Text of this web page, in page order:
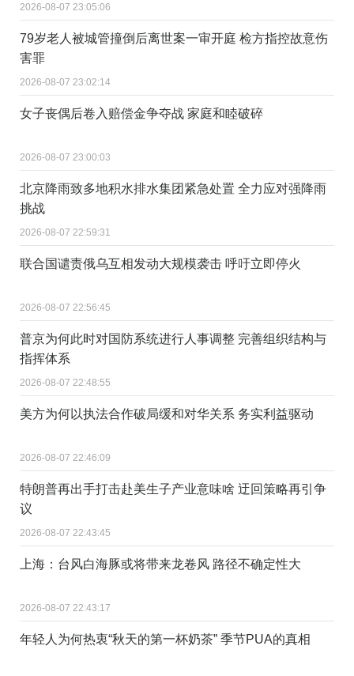
2026-08-07 23:05:06
79岁老人被城管撞倒后离世案一审开庭 检方指控故意伤
害罪
2026-08-07 23:02:14
女子丧偶后卷入赔偿金争夺战 家庭和睦破碎
2026-08-07 23:00:03
北京降雨致多地积水排水集团紧急处置 全力应对强降雨
挑战
2026-08-07 22:59:31
联合国谴责俄乌互相发动大规模袭击 呼吁立即停火
2026-08-07 22:56:45
普京为何此时对国防系统进行人事调整 完善组织结构与
指挥体系
2026-08-07 22:48:55
美方为何以执法合作破局缓和对华关系 务实利益驱动
2026-08-07 22:46:09
特朗普再出手打击赴美生子产业意味啥 迂回策略再引争
议
2026-08-07 22:43:45
上海：台风白海豚或将带来龙卷风 路径不确定性大
2026-08-07 22:43:17
年轻人为何热衷“秋天的第一杯奶茶” 季节PUA的真相